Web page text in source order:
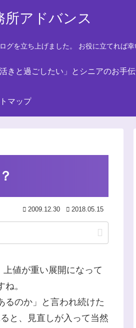
を立ち上げました。 お役に立てれば幸
きと過ごしたい」とシニアのお手
マップ
2009.12.30 2018.05.15
値が重い展開になって
。
のか」と言われ続けた
と、見直しが入って当然